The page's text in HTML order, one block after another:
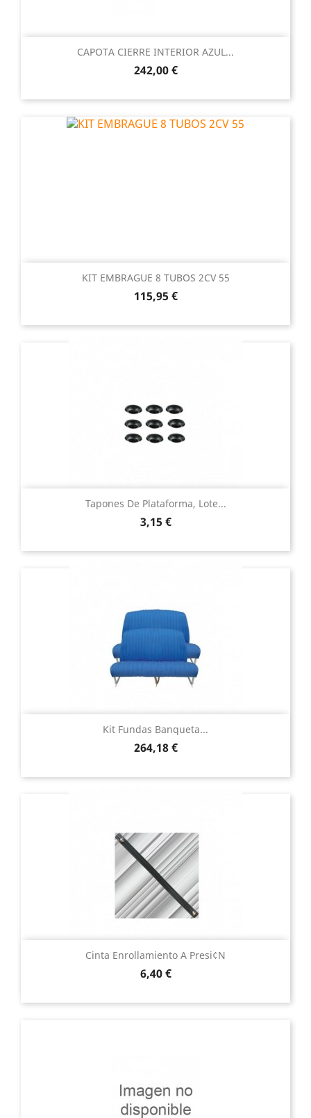
CAPOTA CIERRE INTERIOR AZUL...
Precio
242,00 €
KIT EMBRAGUE 8 TUBOS 2CV 55
Precio
115,95 €
Tapones De Plataforma, Lote...
Precio
3,15 €
Kit Fundas Banqueta...
Precio
264,18 €
Cinta Enrollamiento A Presi¢n
Precio
6,40 €